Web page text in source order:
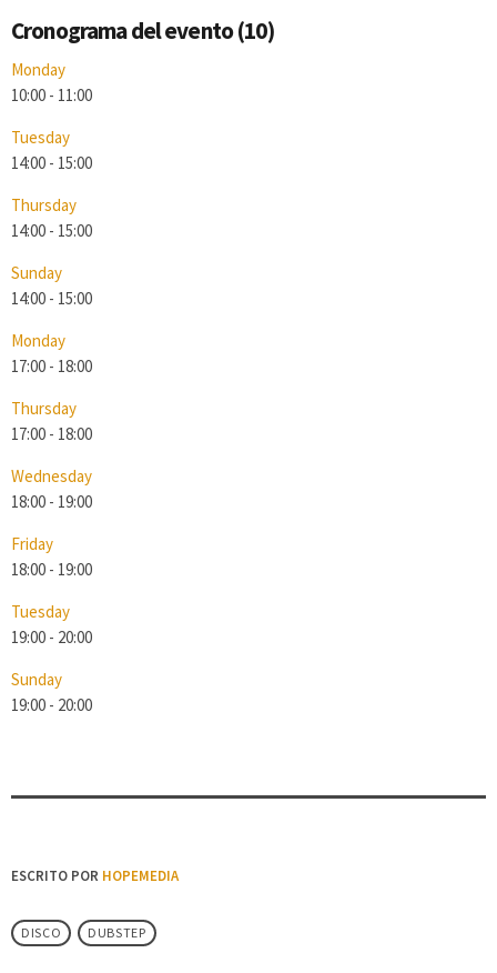
Cronograma del evento (10)
Monday
10:00 - 11:00
Tuesday
14:00 - 15:00
Thursday
14:00 - 15:00
Sunday
14:00 - 15:00
Monday
17:00 - 18:00
Thursday
17:00 - 18:00
Wednesday
18:00 - 19:00
Friday
18:00 - 19:00
Tuesday
19:00 - 20:00
Sunday
19:00 - 20:00
ESCRITO POR HOPEMEDIA
DISCO DUBSTEP